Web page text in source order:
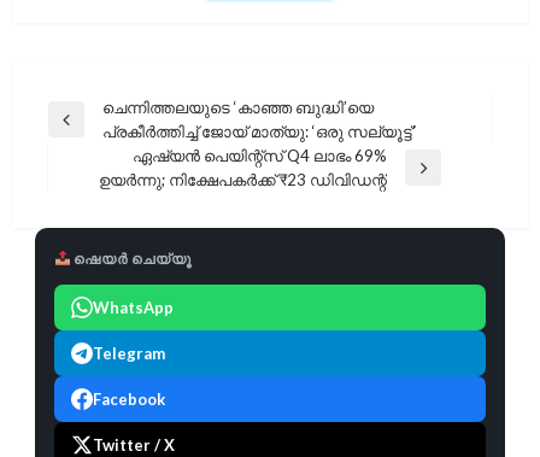
പോസ്റ്റുകളിലൂടെ
Previous
ചെന്നിത്തലയുടെ ‘കാഞ്ഞ ബുദ്ധി’യെ
പ്രകീർത്തിച്ച് ജോയ് മാത്യു: ‘ഒരു സല്യൂട്ട്’
Next
ഏഷ്യൻ പെയിന്റ്‌സ് Q4 ലാഭം 69%
ഉയർന്നു; നിക്ഷേപകർക്ക് ₹23 ഡിവിഡന്റ്
ഷെയർ ചെയ്യൂ
WhatsApp
Telegram
Facebook
Twitter / X